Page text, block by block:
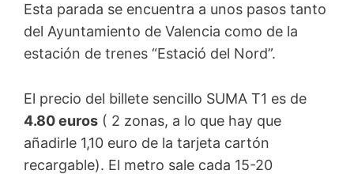
Esta parada se encuentra a unos pasos tanto
del Ayuntamiento de Valencia como de la
estación de trenes “Estació del Nord”.
El precio del billete sencillo SUMA T1 es de
4.80 euros ( 2 zonas, a lo que hay que
añadirle 1,10 euro de la tarjeta cartón
recargable). El metro sale cada 15-20